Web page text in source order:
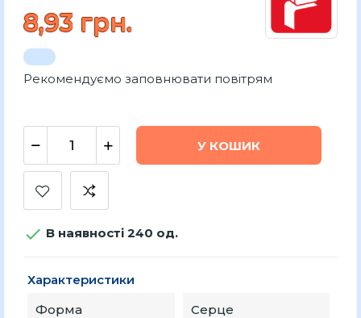
8,93 грн.
Рекомендуємо заповнювати повітрям
У КОШИК
 В наявності 240 од.
Характеристики
Форма
Серце